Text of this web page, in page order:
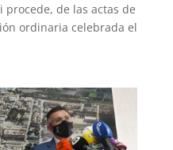
procede, de las actas de
ordinaria celebrada el